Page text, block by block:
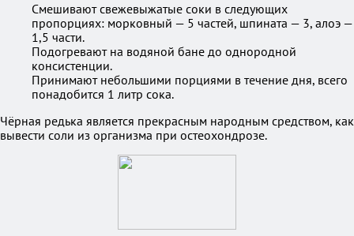
Смешивают свежевыжатые соки в следующих
пропорциях: морковный — 5 частей, шпината — 3, алоэ —
1,5 части.
Подогревают на водяной бане до однородной
консистенции.
Принимают небольшими порциями в течение дня, всего
понадобится 1 литр сока.
Чёрная редька является прекрасным народным средством, как
вывести соли из организма при остеохондрозе.